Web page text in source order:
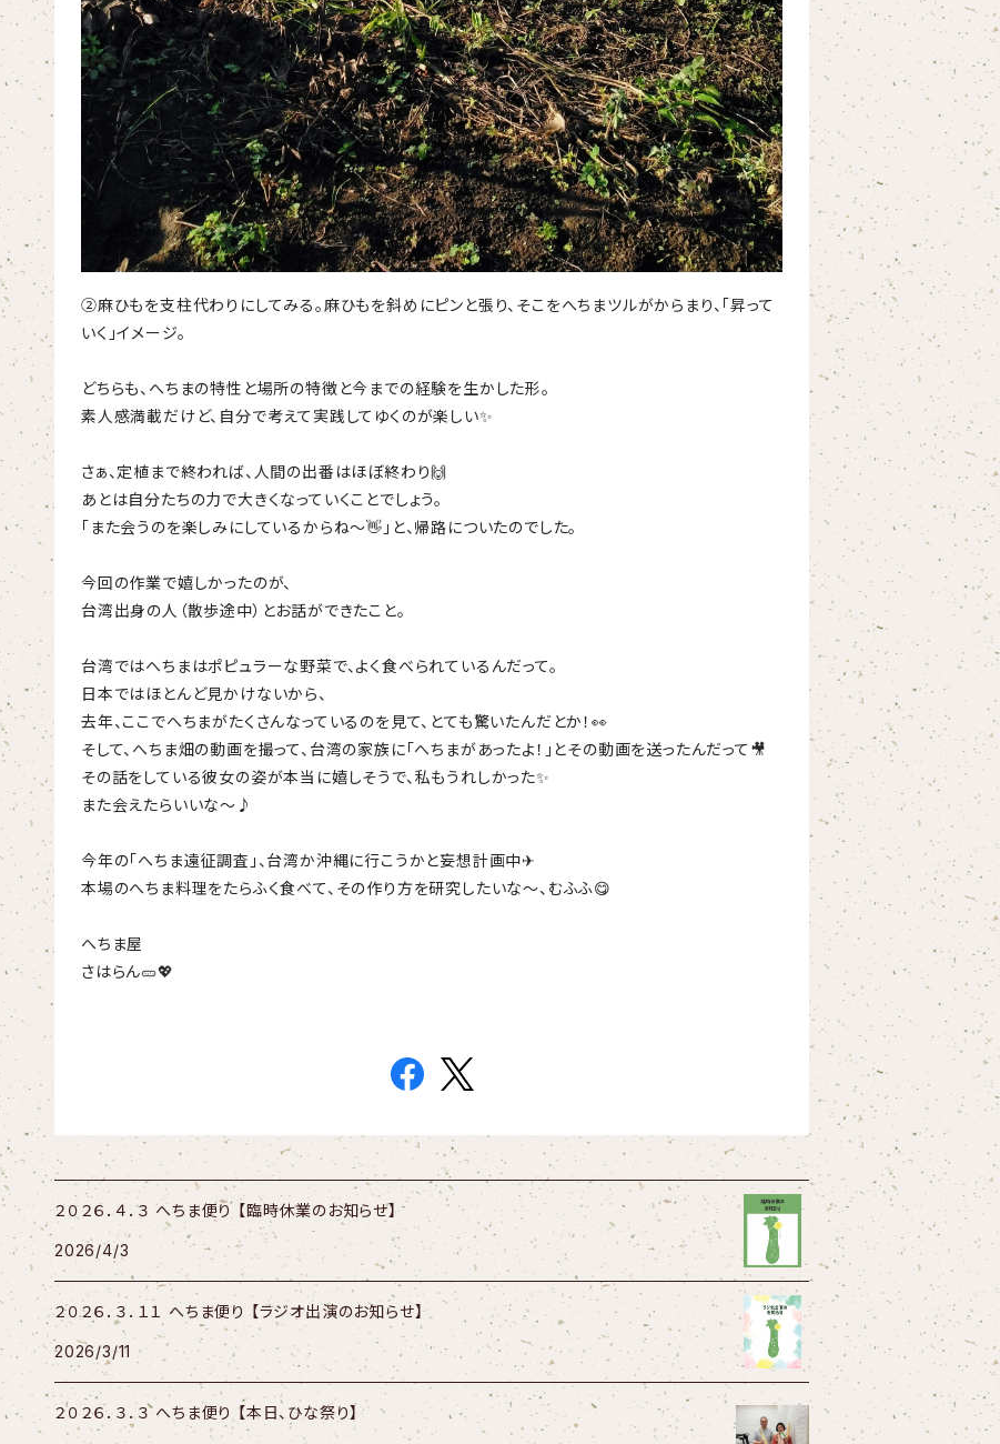
②麻ひもを支柱代わりにしてみる。麻ひもを斜めにピンと張り、そこをへちまツルがからまり、「昇って
いく」イメージ。
どちらも、へちまの特性と場所の特徴と今までの経験を生かした形。
素人感満載だけど、自分で考えて実践してゆくのが楽しい✨
さぁ、定植まで終われば、人間の出番はほぼ終わり🙌
あとは自分たちの力で大きくなっていくことでしょう。
「また会うのを楽しみにしているからね～👋」と、帰路についたのでした。
今回の作業で嬉しかったのが、
台湾出身の人（散歩途中）とお話ができたこと。
台湾ではへちまはポピュラーな野菜で、よく食べられているんだって。
日本ではほとんど見かけないから、
去年、ここでへちまがたくさんなっているのを見て、とても驚いたんだとか！👀
そして、へちま畑の動画を撮って、台湾の家族に「へちまがあったよ！」とその動画を送ったんだって🎥
その話をしている彼女の姿が本当に嬉しそうで、私もうれしかった✨
また会えたらいいな～♪
今年の「へちま遠征調査」、台湾か沖縄に行こうかと妄想計画中✈
本場のへちま料理をたらふく食べて、その作り方を研究したいな～、むふふ😋
へちま屋
さはらん🥒💖
２０２６．４．３ へちま便り 【臨時休業のお知らせ】
2026/4/3
２０２６．３．１１ へちま便り 【ラジオ出演のお知らせ】
2026/3/11
２０２６．３．３ へちま便り 【本日、ひな祭り】